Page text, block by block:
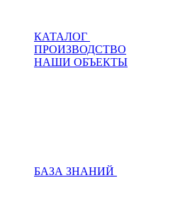
КАТАЛОГ
ПРОИЗВОДСТВО
НАШИ ОБЪЕКТЫ
БАЗА ЗНАНИЙ